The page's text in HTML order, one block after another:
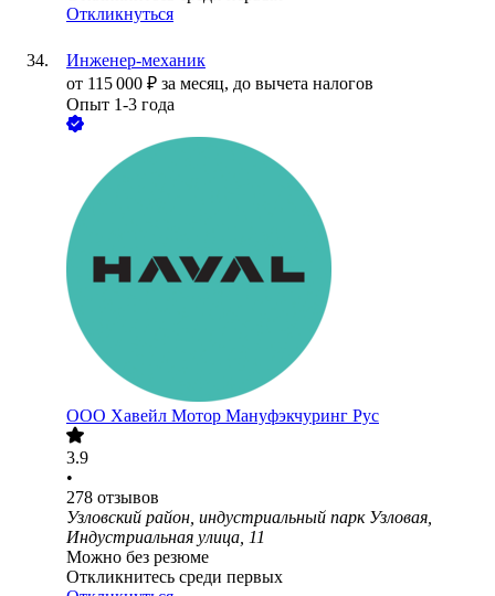
Откликнуться
Инженер-механик
от 115 000 ₽ за месяц, до вычета налогов
Опыт 1-3 года
ООО Хавейл Мотор Мануфэкчуринг Рус
3.9
•
278 отзывов
Узловский район, индустриальный парк Узловая,
Индустриальная улица, 11
Можно без резюме
Откликнитесь среди первых